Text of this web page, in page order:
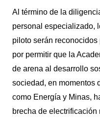
Al término de la
personal especializado,
piloto serán
por permitir que la
de arena al desarrollo
sociedad, en momentos
como Energía y Minas,
brecha de electrificación